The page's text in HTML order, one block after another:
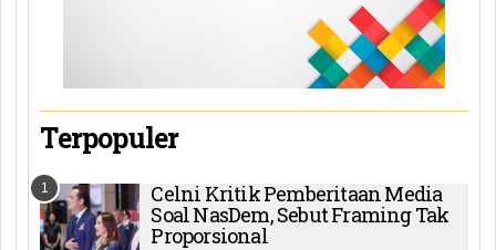
Terpopuler
1 Celni Kritik Pemberitaan Media
Soal NasDem, Sebut Framing Tak
Proporsional